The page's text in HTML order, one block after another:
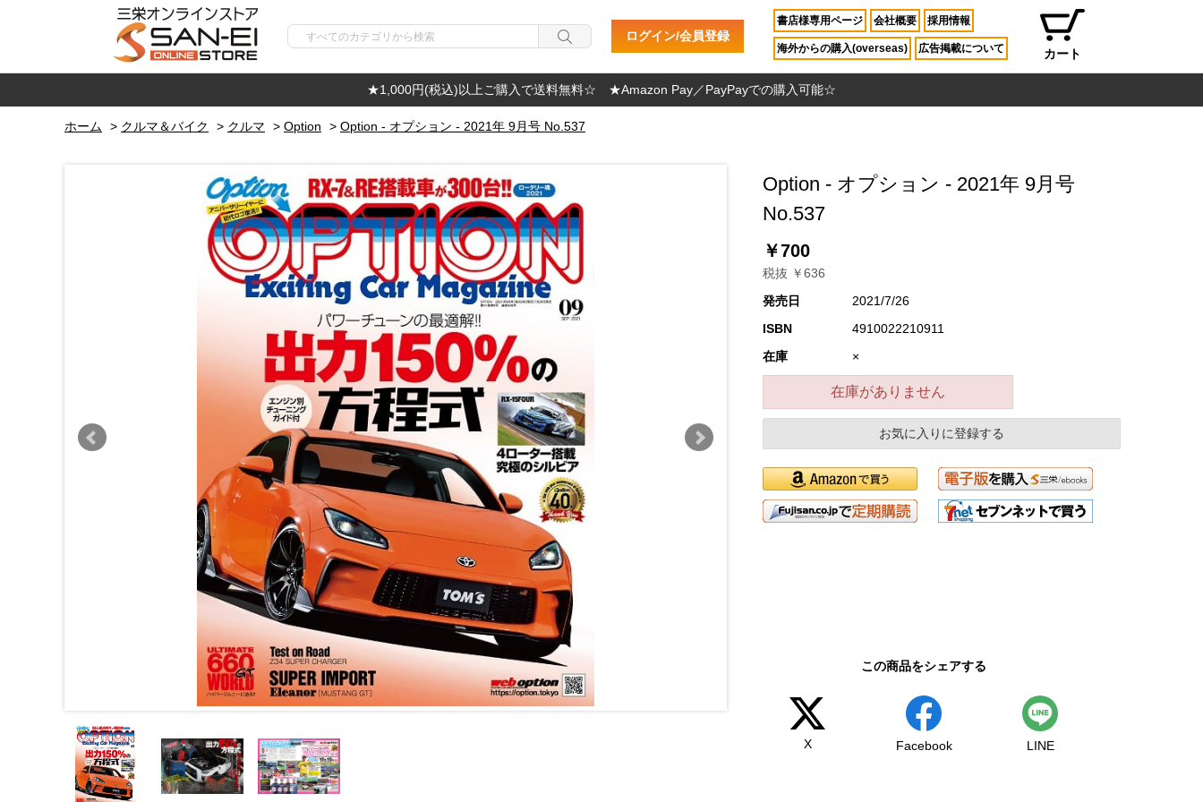
ログイン/会員登録
書店様専用ページ 会社概要 採用情報
海外からの購入(overseas) 広告掲載について カート
★1,000円(税込)以上ご購入で送料無料☆ ★Amazon Pay／PayPayでの購入可能☆
ホーム > クルマ＆バイク > クルマ > Option > Option - オプション - 2021年 9月号 No.537
Option - オプション - 2021年 9月号
No.537
￥700
税抜 ￥636
発売日
2021/7/26
ISBN
4910022210911
在庫
×
在庫がありません
お気に入りに登録する
この商品をシェアする
X Facebook LINE